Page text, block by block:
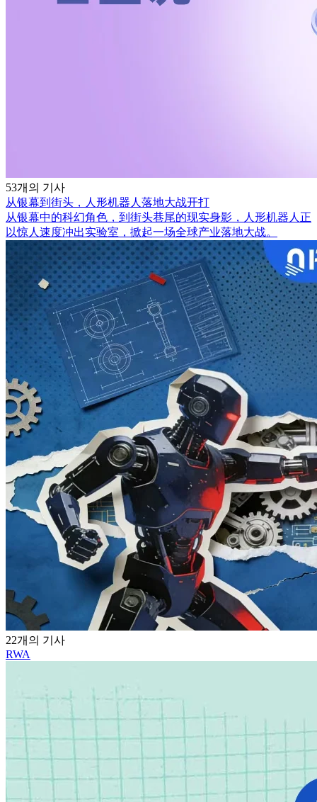
53개의 기사
从银幕到街头，人形机器人落地大战开打
从银幕中的科幻角色，到街头巷尾的现实身影，人形机器人正
以惊人速度冲出实验室，掀起一场全球产业落地大战。
22개의 기사
RWA